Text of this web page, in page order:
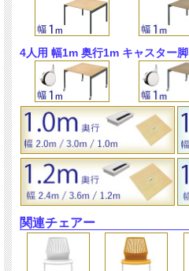
4人用 幅1m 奥行1m キャスター脚
関連チェアー